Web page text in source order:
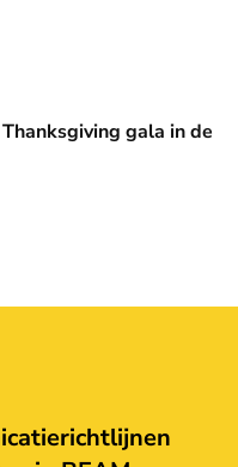
in de Basiliek 🪩
gala in de